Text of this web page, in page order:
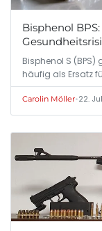
Bisphenol
Bisphenol S
häufig als Ersatz
Carolin Möller•22.